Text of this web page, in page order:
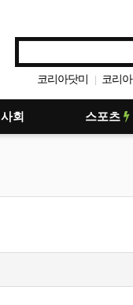
코리아닷미 | 코리아
사회 스포츠